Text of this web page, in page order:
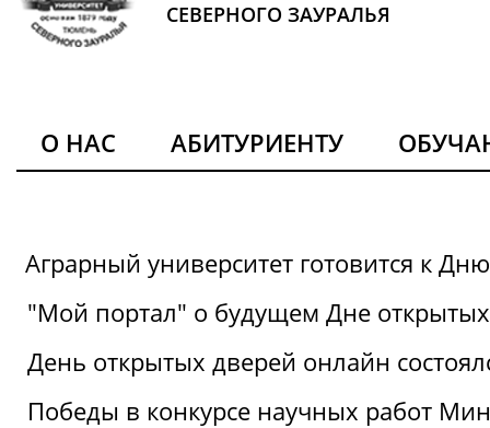
СЕВЕРНОГО ЗАУРАЛЬЯ
О НАС АБИТУРИЕНТУ
Аграрный университет готовится к
"Мой портал" о будущем Дне
День открытых дверей онлайн
Победы в конкурсе научных работ